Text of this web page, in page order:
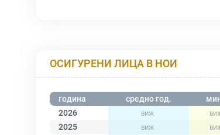
ОСИГУРЕНИ ЛИЦА В НОИ
година средно год.
2026
2025